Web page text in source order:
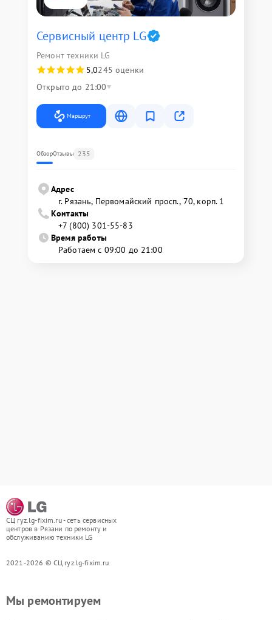
Сервисный центр LG
Ремонт техники LG
5,0245 оценки
Открыто до 21:00
Маршрут
ОбзорОтзывы 235
Адрес
г. Рязань, Первомайский просп., 70, корп. 1
Контакты
+7 (800) 301-55-83
Время работы
Работаем с 09:00 до 21:00
СЦ ryz.lg-fixim.ru - сеть сервисных
центров в Рязани по ремонту и
обслуживанию техники LG
2021-2026 © СЦ ryz.lg-fixim.ru
Мы ремонтируем